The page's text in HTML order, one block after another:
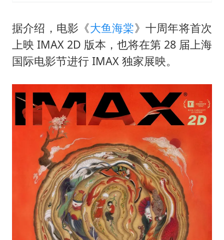
据介绍，电影《大鱼海棠》十周年将首次
上映 IMAX 2D 版本，也将在第 28 届上海
国际电影节进行 IMAX 独家展映。